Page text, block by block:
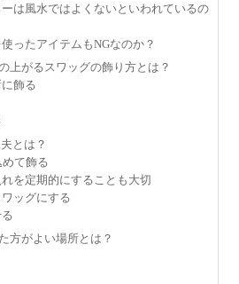
は風水ではよくないといわれているの
ったアイテムもNGなのか？
上がるスワッグの飾り方とは？
飾る
とは？
て飾る
を定期的にすることも大切
ッグにする
方がよい場所とは？